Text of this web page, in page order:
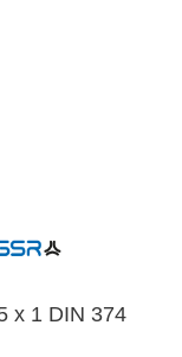
x 1 DIN 374